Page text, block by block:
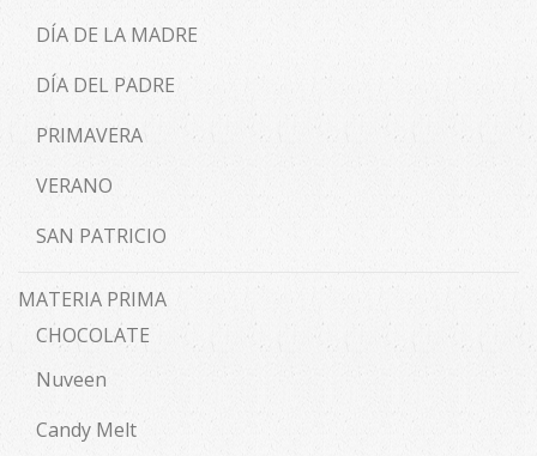
DÍA DE LA MADRE
DÍA DEL PADRE
PRIMAVERA
VERANO
SAN PATRICIO
MATERIA PRIMA
CHOCOLATE
Nuveen
Candy Melt